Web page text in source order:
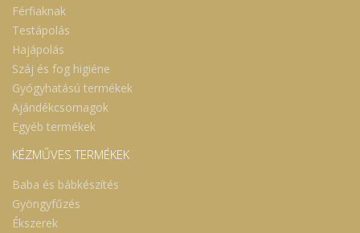
Férfiaknak
Testápolás
Hajápolás
Száj és fog higiéne
Gyógyhatású termékek
Ajándékcsomagok
Egyéb termékek
KÉZMŰVES TERMÉKEK
Baba és bábkészítés
Gyöngyfűzés
Ékszerek